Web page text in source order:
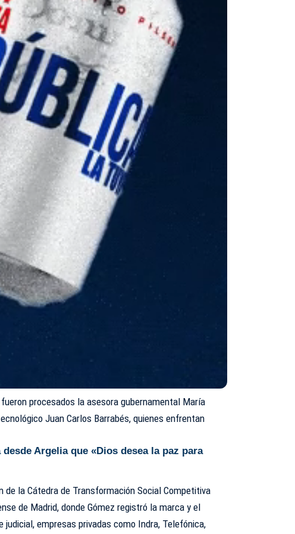
procesados la asesora gubernamental María
Juan Carlos Barrabés, quienes enfrentan
Argelia que «Dios desea la paz para
de la Cátedra de Transformación Social Competitiva
de Madrid, donde Gómez registró la marca y el
judicial, empresas privadas como Indra, Telefónica,